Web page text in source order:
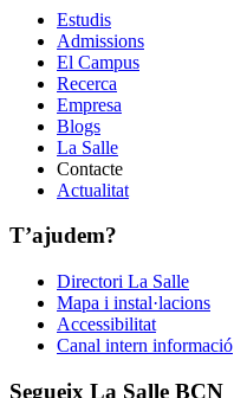
Estudis
Admissions
El Campus
Recerca
Empresa
Blogs
La Salle
Contacte
Actualitat
T’ajudem?
Directori La Salle
Mapa i instal·lacions
Accessibilitat
Canal intern informació
Segueix La Salle BCN